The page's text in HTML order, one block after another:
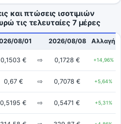
και πτώσεις ισοτιμιών
τις τελευταίες 7 μέρες
08/01 2026/08/08 Αλλαγή
0,1503 € ⇨ 0,1728 € +14,96%
0,67 € ⇨ 0,7078 € +5,64%
0,5195 € ⇨ 0,5471 € +5,31%